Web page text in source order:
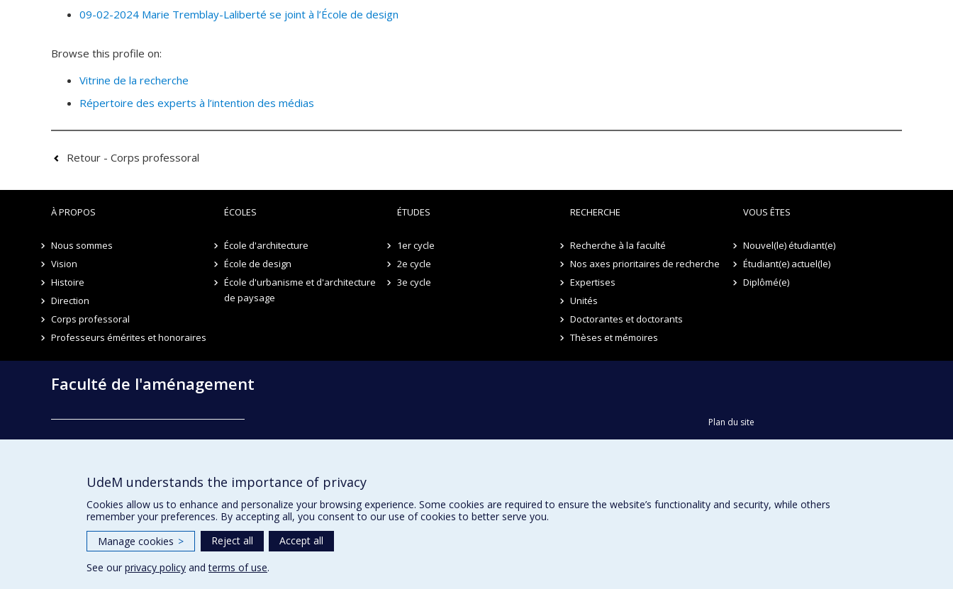
09-02-2024 Marie Tremblay-Laliberté se joint à l’École de design
Browse this profile on:
Vitrine de la recherche
Répertoire des experts à l’intention des médias
Retour - Corps professoral
À PROPOS
Nous sommes
Vision
Histoire
Direction
Corps professoral
Professeurs émérites et honoraires
ÉCOLES
École d'architecture
École de design
École d'urbanisme et d'architecture
de paysage
ÉTUDES
1er cycle
2e cycle
3e cycle
RECHERCHE
Recherche à la faculté
Nos axes prioritaires de recherche
Expertises
Unités
Doctorantes et doctorants
Thèses et mémoires
VOUS ÊTES
Nouvel(le) étudiant(e)
Étudiant(e) actuel(le)
Diplômé(e)
Faculté de l'aménagement
École d'urbanisme et d'architecture de paysage
Plan du site
Terms of use Cookie Settings
UdeM understands the importance of privacy
Cookies allow us to enhance and personalize your browsing experience. Some cookies are required to ensure the website’s functionality and security, while others
remember your preferences. By accepting all, you consent to our use of cookies to better serve you.
Manage cookies > Reject all
Accept all
See our privacy policy andterms of use.